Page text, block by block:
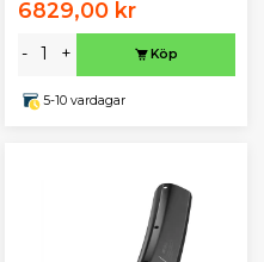
6829,00 kr
- + Köp
5-10 vardagar